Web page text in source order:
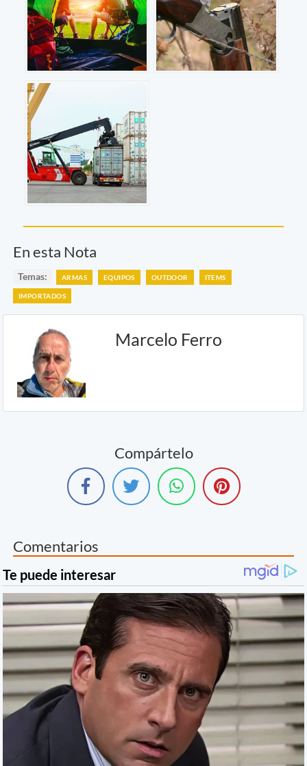
En esta Nota
Temas: ARMAS EQUIPOS OUTDOOR ITEMS
IMPORTADOS
Marcelo Ferro
Compártelo
Comentarios